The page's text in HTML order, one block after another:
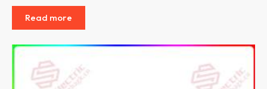
Read more